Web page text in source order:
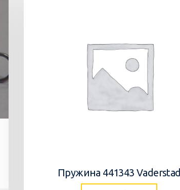
Пружина 441343 Vaderstad